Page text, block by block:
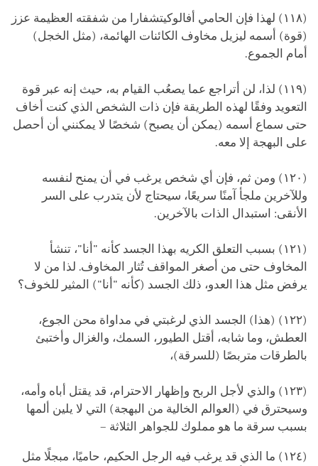
(١١٨) لهذا فإن الحامي أفالوكيتشفارا من شفقته العظيمة عزز
(قوة) أسمه ليزيل مخاوف الكائنات الهائمة، (مثل الخجل)
أمام الجموع.
(١١٩) لذا، لن أتراجع عما يصعُب القيام به، حيث إنه عبر قوة
التعويد وفقًا لهذه الطريقة فإن ذات الشخص الذي كنت أخاف
حتى سماع أسمه (يمكن أن يصبح) شخصًا لا يمكنني أن أحصل
على البهجة إلا معه.
(١٢٠) ومن ثم، فإن أي شخص يرغب في أن يمنح لنفسه
وللآخرين ملجأ آمنًا سريعًا، سيحتاج لأن يتدرب على السر
الأنقى: استبدال الذات بالآخرين.
(١٢١) بسبب التعلق الكريه بهذا الجسد كأنه "أنا"، تنشأ
المخاوف حتى من أصغر المواقف تُثار المخاوف. لذا من لا
يرفض مثل هذا العدو، ذلك الجسد (كأنه "أنا") المثير للخوف؟
(١٢٢) (هذا) الجسد الذي لرغبتي في مداواة محن الجوع،
العطش، وما شابه، أقتل الطيور، السمك، والغزال وأختبئ
بالطرقات متربصًا (للسرقة)،
(١٢٣) والذي لأجل الربح وإظهار الاحترام، قد يقتل أباه وأمه،
وسيحترق في (العوالم الخالية من البهجة) التي لا يلين ألمها
بسبب سرقة ما هو مملوك للجواهر الثلاثة –
(١٢٤) ما الذي قد يرغب فيه الرجل الحكيم، حاميًا، مبجلًا مثل